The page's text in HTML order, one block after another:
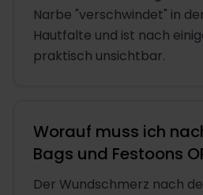
Narbe "verschwindet" in
Hautfalte und ist nach
praktisch unsichtbar.
Worauf muss ich
Bags und Festoons
Der Wundschmerz nach